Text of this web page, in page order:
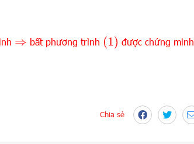
⇒ bất phương trình ( 1
được chứng minh
Chia sẻ